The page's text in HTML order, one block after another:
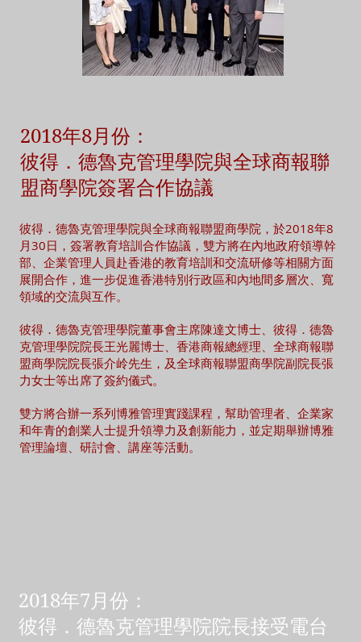
2018年8月份：
彼得．德魯克管理學院與全球商報聯
盟商學院簽署合作協議
彼得．德魯克管理學院與全球商報聯盟商學院，於2018年8
月30日，簽署教育培訓合作協議，雙方將在內地政府領導幹
部、企業管理人員赴香港的教育培訓和交流研修等相關方面
展開合作，進一步促進香港特別行政區和內地間多層次、寬
領域的交流與互作。
彼得．德魯克管理學院董事會主席陳達文博士、彼得．德魯
克管理學院院長王光麗博士、香港商報總經理、全球商報聯
盟商學院院長張介岭先生，及全球商報聯盟商學院副院長張
力女士等出席了簽約儀式。
雙方將合辦一系列博雅管理實踐課程，幫助管理者、企業家
和年青的創業人士提升領導力及創新能力，並定期舉辦博雅
管理論壇、研討會、講座等活動。
2018年7月份：
彼得．德魯克管理學院院長接受電台